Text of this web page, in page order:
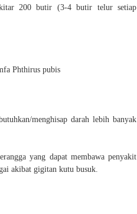
200 butir (3-4 butir telur setiap
Phthirus pubis
menghisap darah lebih banyak
yang dapat membawa penyakit
akibat gigitan kutu busuk.